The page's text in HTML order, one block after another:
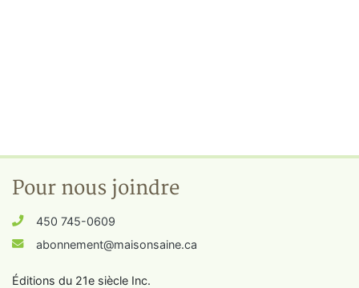
Pour nous joindre
450 745-0609
abonnement@maisonsaine.ca
Éditions du 21e siècle Inc.